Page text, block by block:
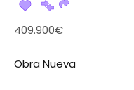
409.900€
Obra Nueva